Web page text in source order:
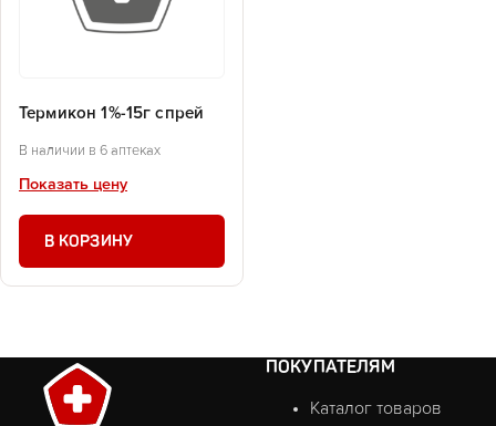
Термикон 1%-15г спрей
В наличии в 6 аптеках
Показать цену
В КОРЗИНУ
ПОКУПАТЕЛЯМ
Каталог товаров